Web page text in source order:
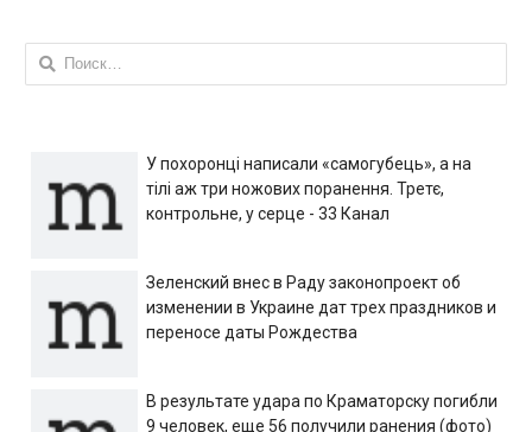
Найти:
У похоронці написали «самогубець», а на
тілі аж три ножових поранення. Третє,
контрольне, у серце - 33 Канал
Зеленский внес в Раду законопроект об
изменении в Украине дат трех праздников и
переносе даты Рождества
В результате удара по Краматорску погибли
9 человек, еще 56 получили ранения (фото)